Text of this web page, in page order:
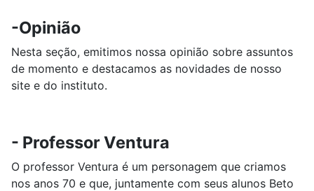
-Opinião
Nesta seção, emitimos nossa opinião sobre assuntos
de momento e destacamos as novidades de nosso
site e do instituto.
- Professor Ventura
O professor Ventura é um personagem que criamos
nos anos 70 e que, juntamente com seus alunos Beto